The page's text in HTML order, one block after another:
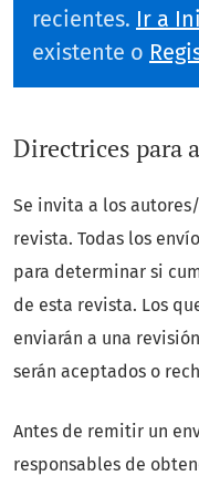
recientes. Ir a
existente o
Directrices para
Se invita a los
revista. Todas los
para determinar si
de esta revista. Los
enviarán a una
serán aceptados o
Antes de remitir un
responsables de